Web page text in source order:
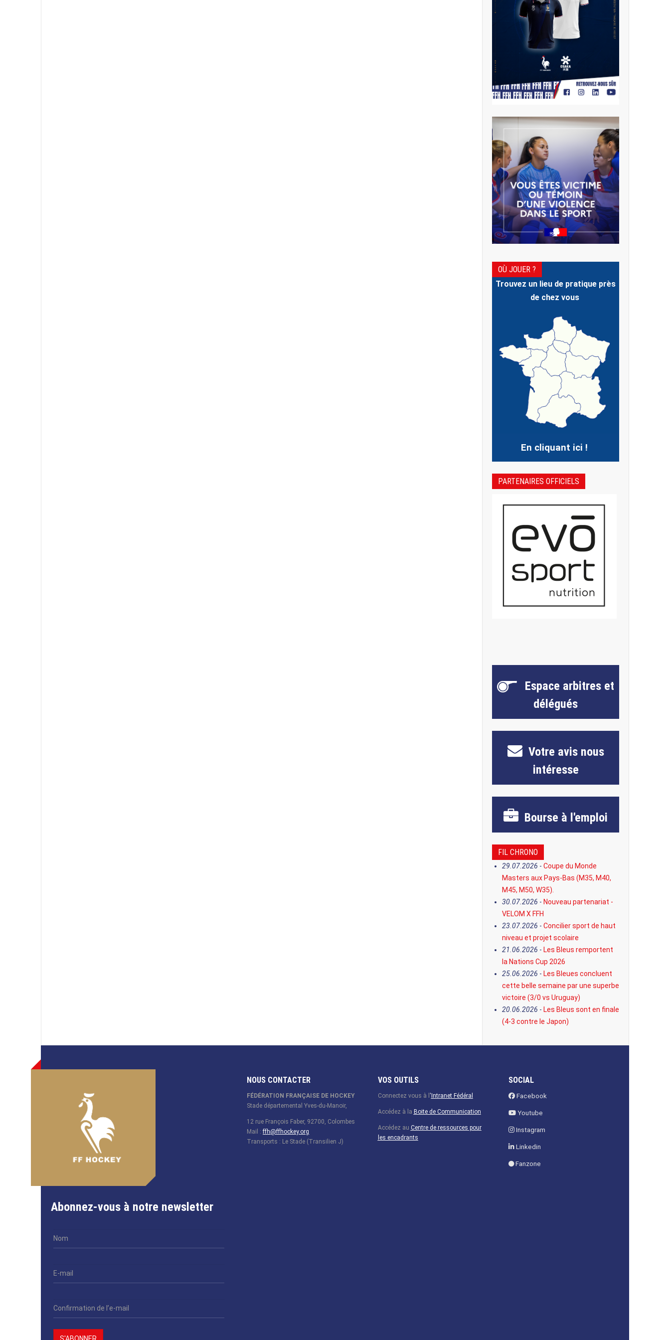
OÙ JOUER ?
Trouvez un lieu de pratique près
de chez vous
En cliquant ici !
PARTENAIRES OFFICIELS
Espace arbitres et
délégués
Votre avis nous
intéresse
Bourse à l'emploi
FIL CHRONO
29.07.2026 - Coupe du Monde
Masters aux Pays-Bas (M35, M40,
M45, M50, W35).
30.07.2026 - Nouveau partenariat -
VELOM X FFH
23.07.2026 - Concilier sport de haut
niveau et projet scolaire
21.06.2026 - Les Bleus remportent
la Nations Cup 2026
25.06.2026 - Les Bleues concluent
cette belle semaine par une superbe
victoire (3/0 vs Uruguay)
20.06.2026 - Les Bleus sont en finale
(4-3 contre le Japon)
Abonnez-vous à notre newsletter
NOUS CONTACTER
FÉDÉRATION FRANÇAISE DE HOCKEY
Stade départemental Yves-du-Manoir,
12 rue François Faber, 92700, Colombes
Mail :ffh@ffhockey.org
Transports : Le Stade (Transilien J)
VOS OUTILS
Connectez vous à l 'Intranet Fédéral
Accédez à la Boite de Communication
Accédez au Centre de ressources pour
les encadrants
SOCIAL
Facebook
Youtube
Instagram
Linkedin
Fanzone